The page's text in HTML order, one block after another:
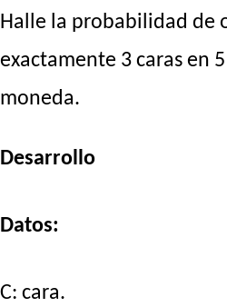
Halle la probabilidad de
exactamente 3 caras en
moneda.
Desarrollo
Datos:
C: cara.